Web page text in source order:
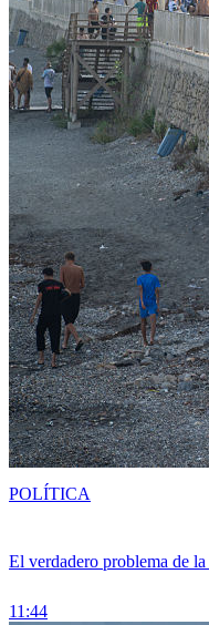
El verdadero problema de
11:44
POLÍTICA